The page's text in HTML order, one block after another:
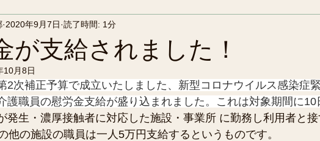
が支給されました！
2020年9月7日 読了時間: 1分
10月8日
2次補正予算で成立いたしました、新型コロナウイルス感染症
護職員の慰労金支給が盛り込まれました。これは対象期間に10
発生・濃厚接触者に対応した施設・事業所 に勤務し利用者と
他の施設の職員は一人5万円支給するというものです。